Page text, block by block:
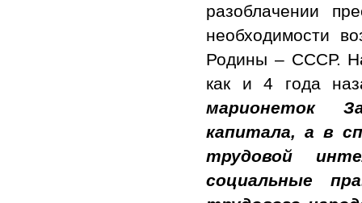
разоблачении
необходимости
Родины – СССР.
как и 4 года
марионеток
капитала, а в
трудовой
социальные